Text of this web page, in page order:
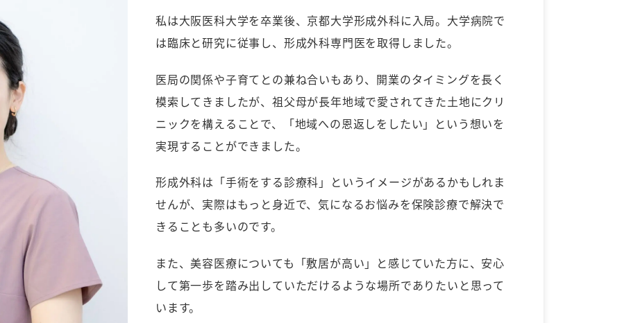
私は大阪医科大学を卒業後、京都大学形成外科に入局。大学病院で
は臨床と研究に従事し、形成外科専門医を取得しました。
医局の関係や子育てとの兼ね合いもあり、開業のタイミングを長く
模索してきましたが、祖父母が長年地域で愛されてきた土地にクリ
ニックを構えることで、「地域への恩返しをしたい」という想いを
実現することができました。
形成外科は「手術をする診療科」というイメージがあるかもしれま
せんが、実際はもっと身近で、気になるお悩みを保険診療で解決で
きることも多いのです。
また、美容医療についても「敷居が高い」と感じていた方に、安心
して第一歩を踏み出していただけるような場所でありたいと思って
います。